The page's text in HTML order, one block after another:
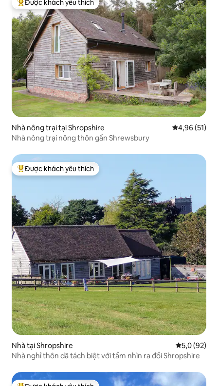
Được khách yêu thích nhất
Được khách yêu thích
Nhà nông trại tại Shropshire Xếp hạng
4,96 (51)
Nhà nông trại nông thôn gần Shrewsbury
Được khách yêu thích nhất
Được khách yêu thích
Nhà tại Shropshire Xếp hạng
5,0 (92)
Nhà nghỉ thôn dã tách biệt với tầm nhìn ra đồi Shropshire